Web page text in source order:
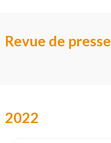
Revue de presse
2022